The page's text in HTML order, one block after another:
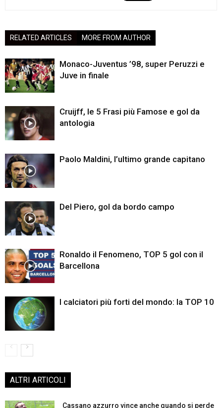
RELATED ARTICLES MORE FROM AUTHOR
Monaco-Juventus ’98, super Peruzzi e
Juve in finale
Cruijff, le 5 Frasi più Famose e gol da
antologia
Paolo Maldini, l’ultimo grande capitano
Del Piero, gol da bordo campo
Ronaldo il Fenomeno, TOP 5 gol con il
Barcellona
I calciatori più forti del mondo: la TOP 10
ALTRI ARTICOLI
Cassano azzurro vince anche quando si perde